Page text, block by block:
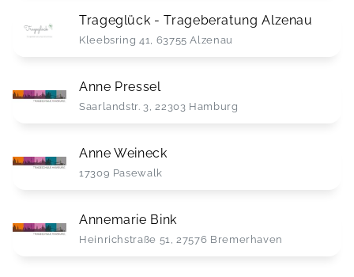
Trageglück - Trageberatung Alzenau
Kleebsring 41, 63755 Alzenau
Anne Pressel
Saarlandstr. 3, 22303 Hamburg
Anne Weineck
17309 Pasewalk
Annemarie Bink
Heinrichstraße 51, 27576 Bremerhaven